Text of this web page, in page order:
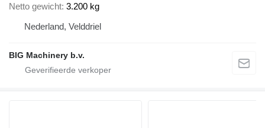
Netto gewicht 3.200 kg
Nederland, Velddriel
BIG Machinery b.v.